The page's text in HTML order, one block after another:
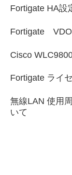
Fortigate HA設
Fortigate
Cisco
Fortigate ライ
無線LAN 使用
いて